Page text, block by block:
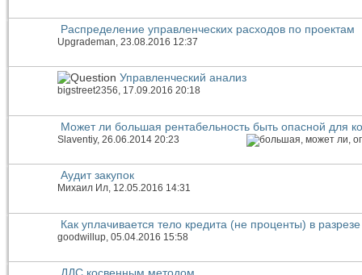
Распределение управленческих расходов по проектам
Upgrademan , 23.08.2016 12:37
Управленческий анализ
bigstreet2356, 17.09.2016 20:18
Может ли большая рентабельность быть опасной для
Slaventiy, 26.06.2014 20:23
Аудит закупок
Михаил Ил, 12.05.2016 14:31
Как уплачивается тело кредита (не проценты) в
goodwillup , 05.04.2016 15:58